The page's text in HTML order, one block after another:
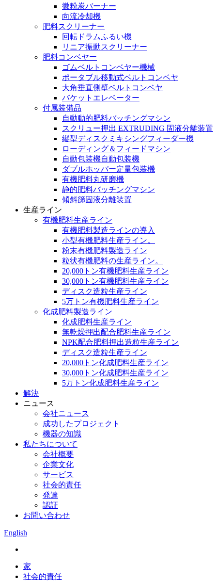
微粉炭バーナー
向流冷却機
肥料スクリーナー
回転ドラムふるい機
リニア振動スクリーナー
肥料コンベヤー
ゴムベルトコンベヤー機械
ポータブル移動式ベルトコンベヤ
大角垂直側壁ベルトコンベヤ
バケットエレベーター
付属装備品
自動動的肥料バッチングマシン
スクリュー押出 EXTRUDING 固液分離装置
縦型ディスクミキシングフィーダー機
ローディング＆フィードマシン
自動包装機自動包装機
ダブルホッパー定量包装機
有機肥料丸研磨機
静的肥料バッチングマシン
傾斜篩固液分離装置
生産ライン
有機肥料生産ライン
有機肥料製造ラインの導入
小型有機肥料生産ライン。
粉末有機肥料製造ライン
粒状有機肥料の生産ライン。
20,000トン有機肥料生産ライン
30,000トン有機肥料生産ライン
ディスク造粒生産ライン
5万トン有機肥料生産ライン
化成肥料製造ライン
化成肥料生産ライン
無乾燥押出配合肥料生産ライン
NPK配合肥料押出造粒生産ライン
ディスク造粒生産ライン
20,000トン化成肥料生産ライン
30,000トン化成肥料生産ライン
5万トン化成肥料生産ライン
解決
ニュース
会社ニュース
成功したプロジェクト
機器の知識
私たちについて
会社概要
企業文化
サービス
社会的責任
発達
認証
お問い合わせ
English
家
社会的責任